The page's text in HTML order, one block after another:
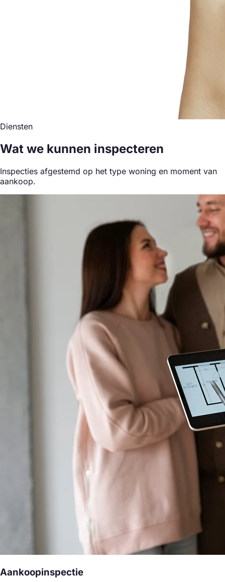
Diensten
Wat we kunnen inspecteren
Inspecties afgestemd op het type woning en moment van
aankoop.
Aankoopinspectie